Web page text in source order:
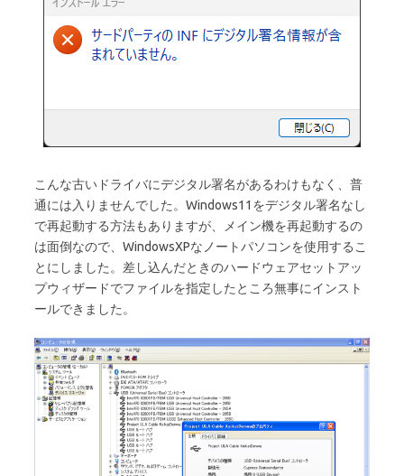
こんな古いドライバにデジタル署名があるわけもなく、普
通には入りませんでした。Windows11をデジタル署名なし
で再起動する方法もありますが、メイン機を再起動するの
は面倒なので、WindowsXPなノートパソコンを使用するこ
とにしました。差し込んだときのハードウェアセットアッ
プウィザードでファイルを指定したところ無事にインスト
ールできました。